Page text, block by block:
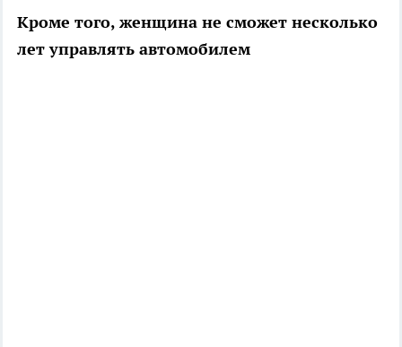
Кроме того, женщина не сможет несколько
лет управлять автомобилем